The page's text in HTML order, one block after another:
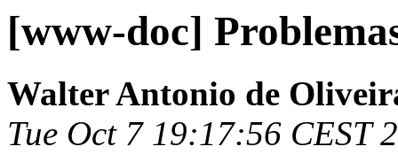
[www-doc]
Walter Antonio de
Tue Oct 7 19:17:56 CEST